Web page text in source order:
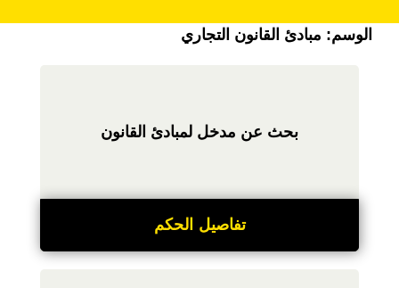
الوسم: مبادئ القانون التجاري
بحث عن مدخل لمبادئ القانون
تفاصيل الحكم